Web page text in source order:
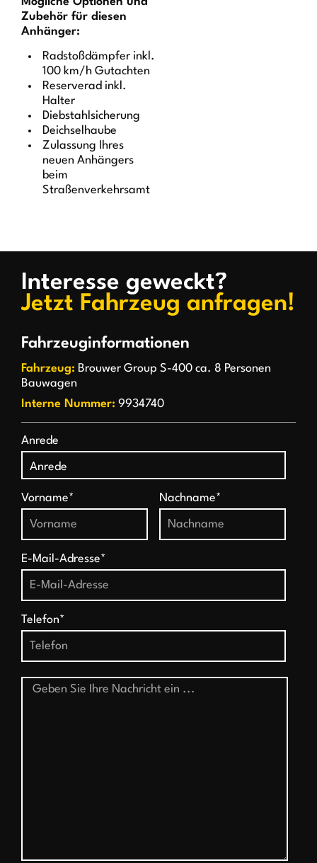
Zubehör für diesen
Anhänger:
Radstoßdämpfer inkl.
100 km/h Gutachten
Reserverad inkl.
Halter
Diebstahlsicherung
Deichselhaube
Zulassung Ihres
neuen Anhängers
beim
Straßenverkehrsamt
Interesse geweckt?
Jetzt Fahrzeug anfragen!
Fahrzeuginformationen
Fahrzeug: Brouwer Group S-400 ca. 8 Personen
Bauwagen
Interne Nummer: 9934740
Anrede
Vorname* Nachname*
E-Mail-Adresse*
Telefon*